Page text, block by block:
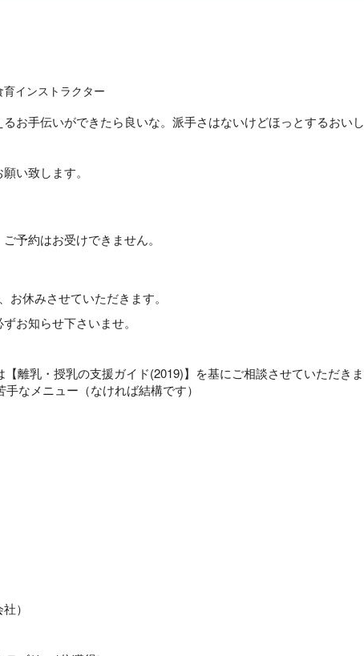
インストラクター
お手伝いができたら良いな。派手さはないけどほっとするおい
い致します。
予約はお受けできません。
休みさせていただきます。
お知らせ下さいませ。
離乳・授乳の支援ガイド(2019)】を基にご相談させていただき
なメニュー（なければ結構です）
）